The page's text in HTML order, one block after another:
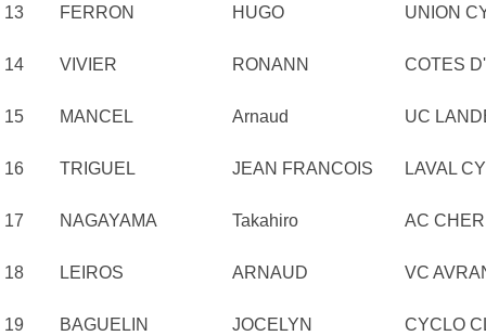
13 FERRON HUGO UNION
14 VIVIER RONANN COTES
15 MANCEL Arnaud UC
16 TRIGUEL JEAN FRANCOIS LAVAL
17 NAGAYAMA Takahiro AC
18 LEIROS ARNAUD VC
19 BAGUELIN JOCELYN CYCLO